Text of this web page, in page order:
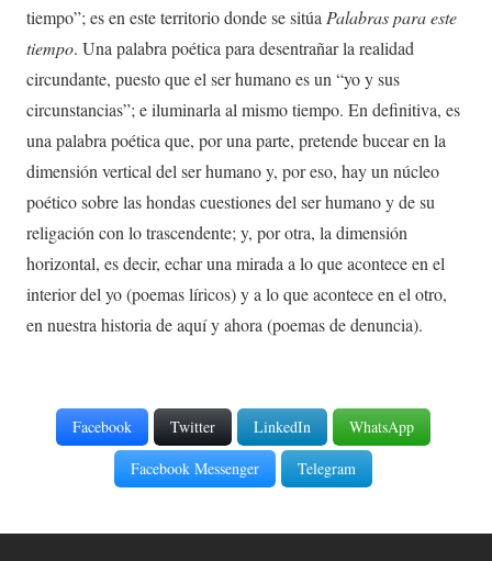
tiempo”; es en este territorio donde se sitúa Palabras para este
tiempo. Una palabra poética para desentrañar la realidad
circundante, puesto que el ser humano es un “yo y sus
circunstancias”; e iluminarla al mismo tiempo. En definitiva, es
una palabra poética que, por una parte, pretende bucear en la
dimensión vertical del ser humano y, por eso, hay un núcleo
poético sobre las hondas cuestiones del ser humano y de su
religación con lo trascendente; y, por otra, la dimensión
horizontal, es decir, echar una mirada a lo que acontece en el
interior del yo (poemas líricos) y a lo que acontece en el otro,
en nuestra historia de aquí y ahora (poemas de denuncia).
Facebook Twitter LinkedIn
WhatsApp
Facebook Messenger
Telegram